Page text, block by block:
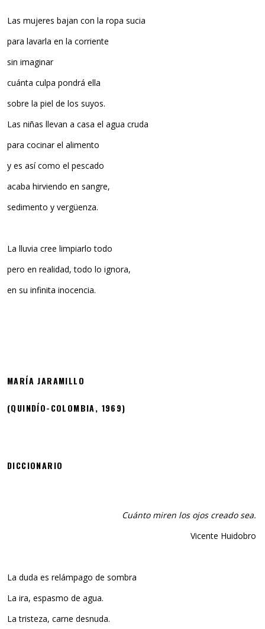
Las mujeres bajan con la ropa sucia
para lavarla en la corriente
sin imaginar
cuánta culpa pondrá ella
sobre la piel de los suyos.
Las niñas llevan a casa el agua cruda
para cocinar el alimento
y es así­ como el pescado
acaba hirviendo en sangre,
sedimento y vergüenza.
La lluvia cree limpiarlo todo
pero en realidad, todo lo ignora,
en su infinita inocencia.
MARÍA JARAMILLO
(QUINDÍO-COLOMBIA, 1969)
DICCIONARIO
Cuánto miren los ojos creado sea.
Vicente Huidobro
La duda es relámpago de sombra
La ira, espasmo de agua.
La tristeza, carne desnuda.